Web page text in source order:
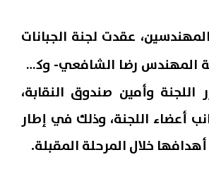
عقدت لجنة الجبانات
المهندس رضا الشافعي- وكيل
وأمين صندوق النقابة،
أعضاء اللجنة، وذلك في إطار
خلال المرحلة المقبلة.